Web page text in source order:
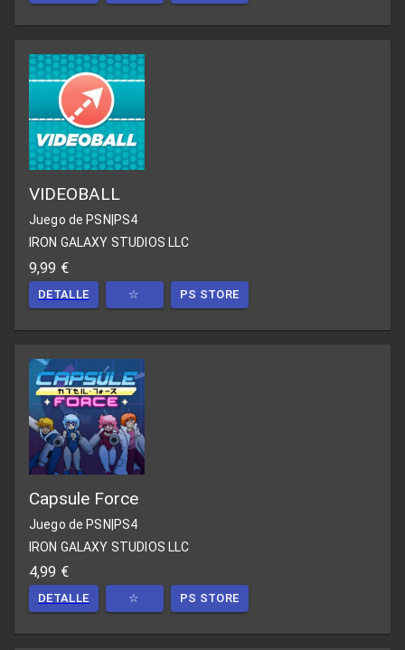
VIDEOBALL
Juego de PSN PS4
IRON GALAXY STUDIOS LLC
9,99 €
DETALLE ☆ PS STORE
Capsule Force
Juego de PSN PS4
IRON GALAXY STUDIOS LLC
4,99 €
DETALLE ☆ PS STORE